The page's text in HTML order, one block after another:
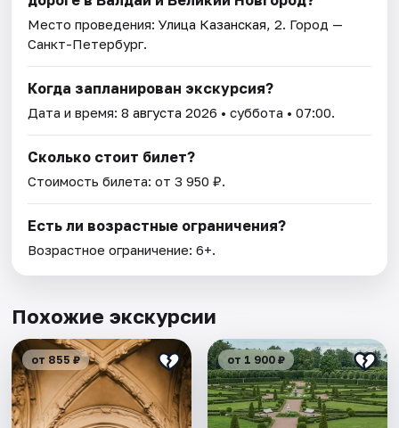
Место проведения:Улица Казанская, 2. Город —
Санкт-Петербург.
Когда запланирован экскурсия?
Дата и время:8 августа 2026 • суббота • 07:00.
Сколько стоит билет?
Стоимость билета: от 3 950 ₽.
Есть ли возрастные ограничения?
Возрастное ограничение: 6+.
Похожие экскурсии
от 855 ₽ от 1 900 ₽